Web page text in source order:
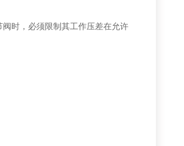
时，必须限制其工作压差在允许